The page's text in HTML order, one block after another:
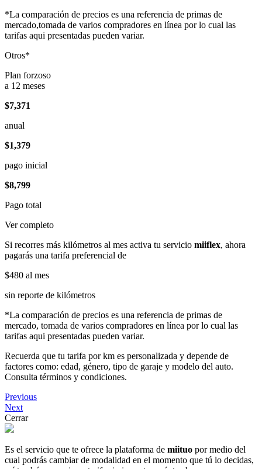
*La comparación de precios es una referencia de primas de
mercado,tomada de varios compradores en línea por lo cual las
tarifas aqui presentadas pueden variar.
Otros*
Plan forzoso
a 12 meses
$7,371
anual
$1,379
pago inicial
$8,799
Pago total
Ver completo
Si recorres más kilómetros al mes activa tu servicio miiflex, ahora
pagarás una tarifa preferencial de
$480 al mes
sin reporte de kilómetros
*La comparación de precios es una referencia de primas de
mercado, tomada de varios compradores en línea por lo cual las
tarifas aqui presentadas pueden variar.
Recuerda que tu tarifa por km es personalizada y depende de
factores como: edad, género, tipo de garaje y modelo del auto.
Consulta términos y condiciones.
Previous
Next
Cerrar
Es el servicio que te ofrece la plataforma de miituo por medio del
cual podrás cambiar de modalidad en el momento que tú lo decidas,